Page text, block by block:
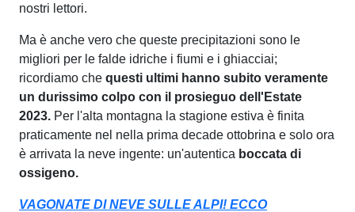
nostri lettori.
Ma è anche vero che queste precipitazioni sono le
migliori per le falde idriche i fiumi e i ghiacciai;
ricordiamo che questi ultimi hanno subito veramente
un durissimo colpo con il prosieguo dell'Estate
2023. Per l'alta montagna la stagione estiva è finita
praticamente nel nella prima decade ottobrina e solo ora
è arrivata la neve ingente: un'autentica boccata di
ossigeno.
VAGONATE DI NEVE SULLE ALPI! ECCO